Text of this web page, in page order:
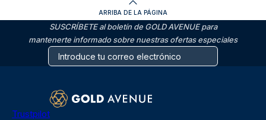
ARRIBA DE LA PÁGINA
SUSCRÍBETE al boletín de GOLD AVENUE para
mantenerte informado sobre nuestras ofertas especiales
Trustpilot